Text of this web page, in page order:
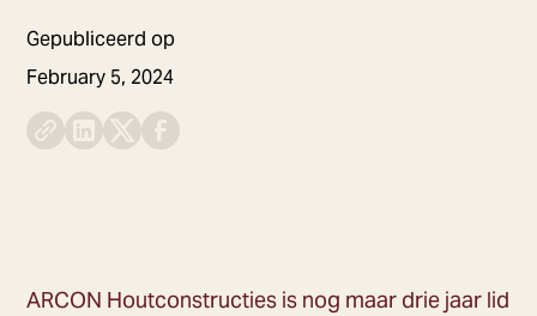
Gepubliceerd op
February 5, 2024
ARCON Houtconstructies is nog maar drie jaar lid